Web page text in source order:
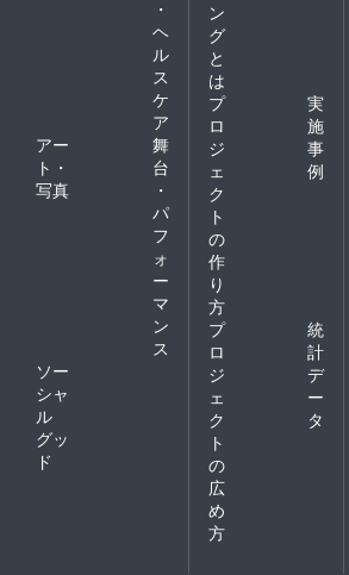
・
ヘ
ル
ス
ケ
ア
アー
ト・
写真
舞
台
・
パ
フ
ォ
ー
マ
ン
ス
ソー
シャ
ル
グッ
ド
ン
グ
と
は
プ
ロ
ジ
ェ
ク
ト
の
作
り
方
実
施
事
例
プ
ロ
ジ
ェ
ク
ト
の
広
め
方
統
計
デ
ー
タ